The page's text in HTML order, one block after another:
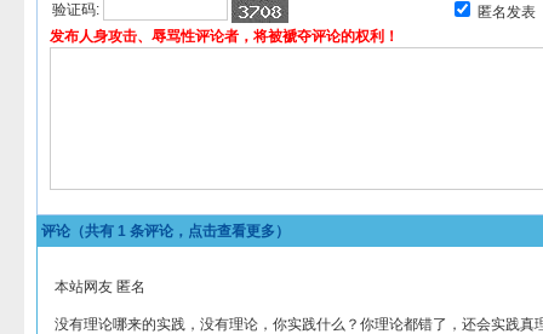
验证码:
匿名发表
发布人身攻击、辱骂性评论者，将被褫夺评论的权利！
评论（共有 1 条评论，点击查看更多）
本站网友 匿名
没有理论哪来的实践，没有理论，你实践什么？你理论都错了，还会实践真